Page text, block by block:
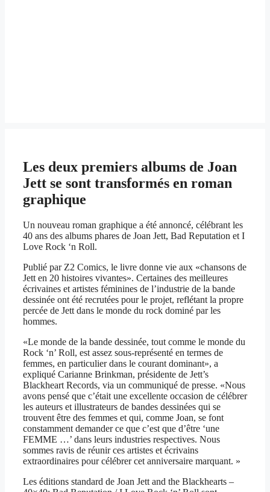
Les deux premiers albums de Joan
Jett se sont transformés en roman
graphique
Un nouveau roman graphique a été annoncé, célébrant les
40 ans des albums phares de Joan Jett, Bad Reputation et I
Love Rock ‘n Roll.
Publié par Z2 Comics, le livre donne vie aux «chansons de
Jett en 20 histoires vivantes». Certaines des meilleures
écrivaines et artistes féminines de l’industrie de la bande
dessinée ont été recrutées pour le projet, reflétant la propre
percée de Jett dans le monde du rock dominé par les
hommes.
«Le monde de la bande dessinée, tout comme le monde du
Rock ‘n’ Roll, est assez sous-représenté en termes de
femmes, en particulier dans le courant dominant», a
expliqué Carianne Brinkman, présidente de Jett’s
Blackheart Records, via un communiqué de presse. «Nous
avons pensé que c’était une excellente occasion de célébrer
les auteurs et illustrateurs de bandes dessinées qui se
trouvent être des femmes et qui, comme Joan, se font
constamment demander ce que c’est que d’être ‘une
FEMME …’ dans leurs industries respectives. Nous
sommes ravis de réunir ces artistes et écrivains
extraordinaires pour célébrer cet anniversaire marquant. »
Les éditions standard de Joan Jett and the Blackhearts –